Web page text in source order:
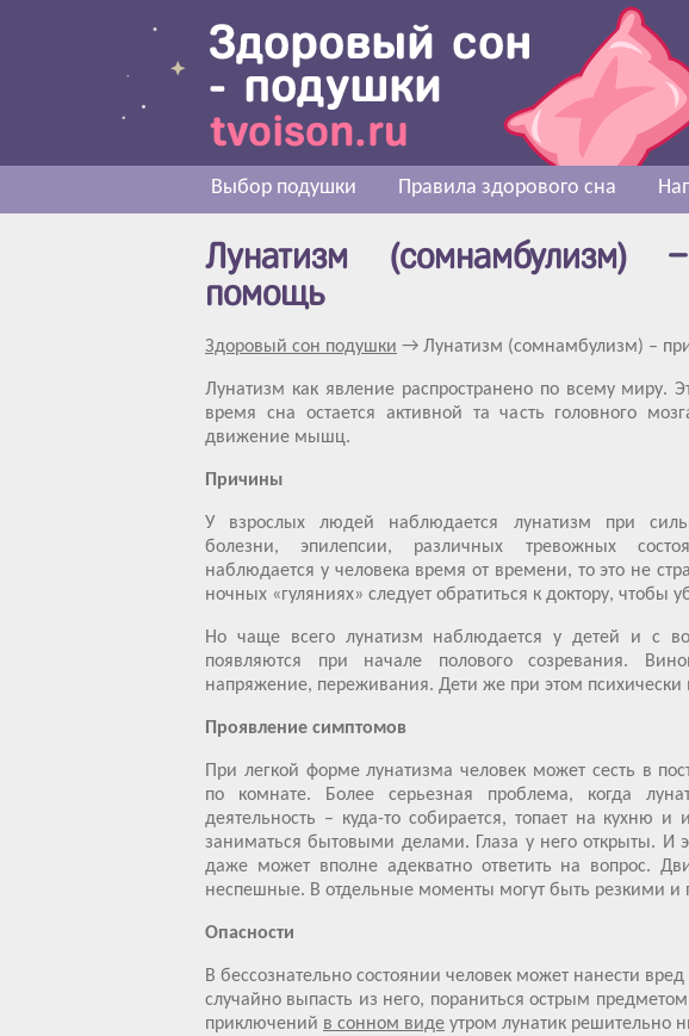
Выбор подушки Правила здорового сна
Лунатизм (сомнамбулизм)
помощь
Здоровый сон подушки → Лунатизм (сомнамбулизм) –
Лунатизм как явление распространено по всему миру.
время сна остается активной та часть головного
движение мышц.
Причины
У взрослых людей наблюдается лунатизм при
болезни, эпилепсии, различных тревожных
наблюдается у человека время от времени, то это не
ночных «гуляниях» следует обратиться к доктору, чтобы
Но чаще всего лунатизм наблюдается у детей и с
появляются при начале полового созревания.
напряжение, переживания. Дети же при этом
Проявление симптомов
При легкой форме лунатизма человек может сесть в
по комнате. Более серьезная проблема, когда
деятельность – куда-то собирается, топает на кухню
заниматься бытовыми делами. Глаза у него открыты. И
даже может вполне адекватно ответить на вопрос.
неспешные. В отдельные моменты могут быть резкими и
Опасности
В бессознательно состоянии человек может нанести
случайно выпасть из него, пораниться острым
приключений в сонном виде утром лунатик решительно